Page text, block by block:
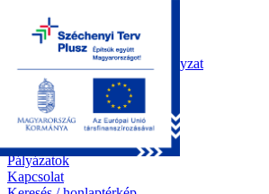
Kezdőoldal
Önkormányzat
Polgármesteri Hivatal
Roma Nemzetiségi Önkormányzat
Elektronikus ügyintézés
Közérdekű információk
Tiszapüspöki bemutatása
Galéria
Díjazottaink
Pályázatok
Kapcsolat